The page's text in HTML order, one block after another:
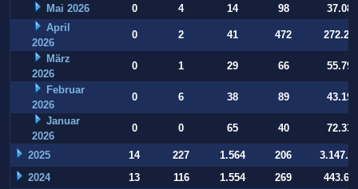
Mai 2026 0 4 14 98
37.084
April
2026
0 2 41 472
März
2026
0 1 29 66
55.794
Februar
2026
0 6 38 89
43.197
Januar
2026
0 0 65 40 72.332
2025 14 227 1.564 206
2024
13 116 1.554 269